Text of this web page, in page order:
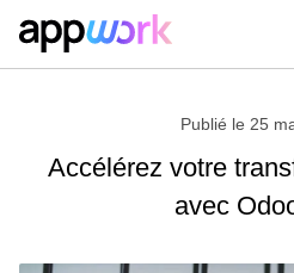
Publié le 25
Accélérez votre
avec